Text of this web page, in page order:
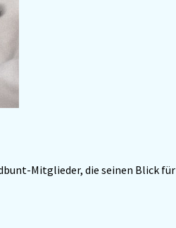
Mitglieder, die seinen Blick für